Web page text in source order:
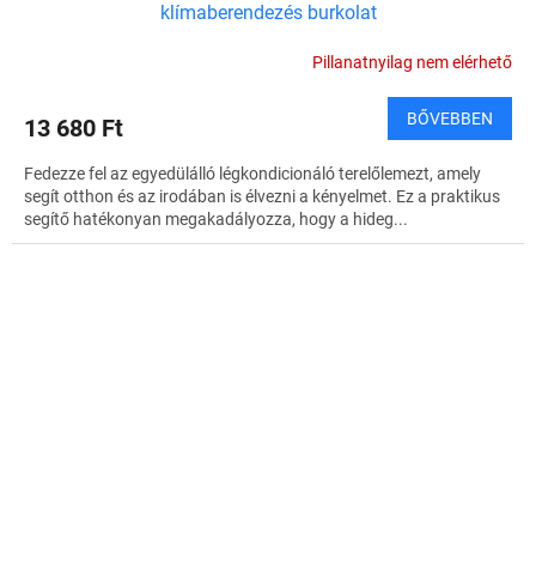
klímaberendezés burkolat
Pillanatnyilag nem elérhető
13 680 Ft BŐVEBBEN
Fedezze fel az egyedülálló légkondicionáló terelőlemezt, amely
segít otthon és az irodában is élvezni a kényelmet. Ez a praktikus
segítő hatékonyan megakadályozza, hogy a hideg...